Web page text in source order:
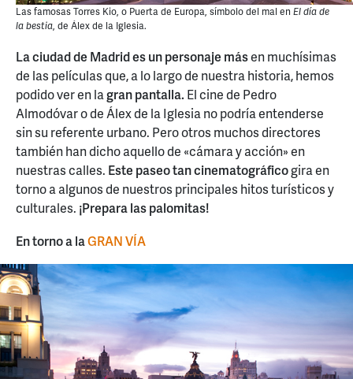
Las famosas Torres Kio, o Puerta de Europa, símbolo del mal en El día de
la bestia, de Álex de la Iglesia.
La ciudad de Madrid es un personaje másen muchísimas
de las películas que, a lo largo de nuestra historia, hemos
podido ver en lagran pantalla. El cine de Pedro
Almodóvar o de Álex de la Iglesia no podría entenderse
sin su referente urbano. Pero otros muchos directores
también han dicho aquello de «cámara y acción» en
nuestras calles. Este paseo tan cinematográficogira en
torno a algunos de nuestros principales hitos turísticos y
culturales. ¡Prepara las palomitas!
En torno a laGRAN VÍA